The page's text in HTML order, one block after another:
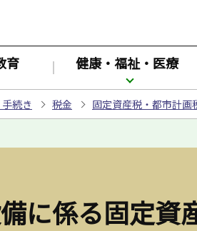
育 健康・福祉・医療
続き 税金 固定資産税・都市計画
に係る固定資